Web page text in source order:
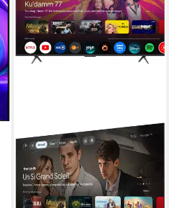
TCL
65T8DXB Mini-LED-
Fernseher
164 cm/65 Zoll Diagonale
Mini LED Bildschirmtechnologie
4K Ultra HD Auflösung